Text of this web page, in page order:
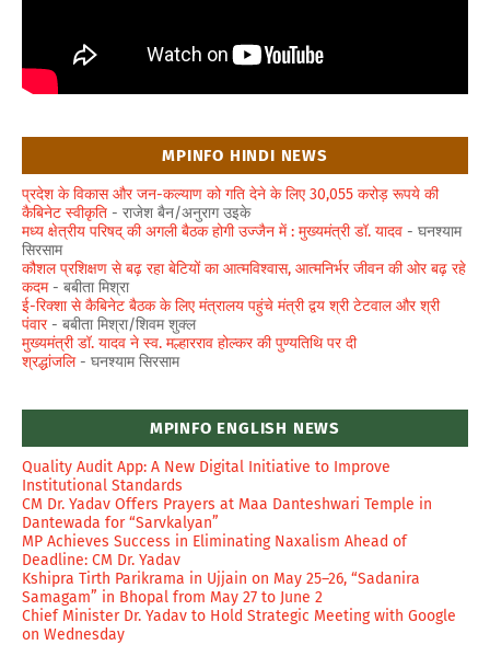
MPINFO HINDI NEWS
प्रदेश के विकास और जन-कल्याण को गति देने के लिए 30,055 करोड़ रूपये की
कैबिनेट स्वीकृति - राजेश बैन/अनुराग उइके
मध्य क्षेत्रीय परिषद् की अगली बैठक होगी उज्जैन में : मुख्यमंत्री डॉ. यादव - घनश्याम
सिरसाम
कौशल प्रशिक्षण से बढ़ रहा बेटियों का आत्मविश्वास, आत्मनिर्भर जीवन की ओर बढ़ रहे
कदम- बबीता मिश्रा
ई-रिक्शा से कैबिनेट बैठक के लिए मंत्रालय पहुंचे मंत्री द्वय श्री टेटवाल और श्री
पंवार- बबीता मिश्रा/शिवम शुक्ल
मुख्यमंत्री डॉ. यादव ने स्व. मल्हारराव होल्कर की पुण्यतिथि पर दी
श्रद्धांजलि- घनश्याम सिरसाम
MPINFO ENGLISH NEWS
Quality Audit App: A New Digital Initiative to Improve
Institutional Standards
CM Dr. Yadav Offers Prayers at Maa Danteshwari Temple in
Dantewada for “Sarvkalyan”
MP Achieves Success in Eliminating Naxalism Ahead of
Deadline: CM Dr. Yadav
Kshipra Tirth Parikrama in Ujjain on May 25–26, “Sadanira
Samagam” in Bhopal from May 27 to June 2
Chief Minister Dr. Yadav to Hold Strategic Meeting with Google
on Wednesday